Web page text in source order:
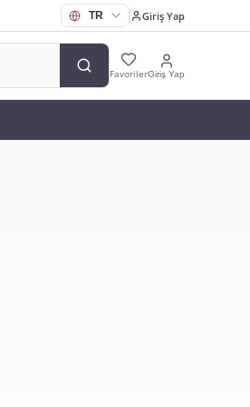
Giriş Yap
FavorilerGiriş Yap